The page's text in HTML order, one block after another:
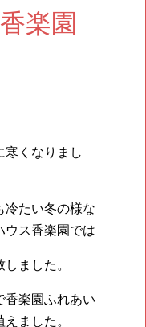
楽園
寒くなりまし
冷たい冬の様な
ウス香楽園では
ました。
香楽園ふれあい
ました。